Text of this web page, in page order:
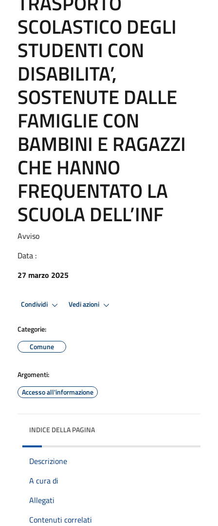
SCOLASTICO DEGLI
STUDENTI CON
DISABILITA’,
SOSTENUTE DALLE
FAMIGLIE CON
BAMBINI E RAGAZZI
CHE HANNO
FREQUENTATO LA
SCUOLA DELL’INF
Avviso
Data :
27 marzo 2025
Condividi Vedi azioni
Categorie:
Comune
Argomenti:
Accesso all'informazione
INDICE DELLA PAGINA
Descrizione
A cura di
Allegati
Contenuti correlati